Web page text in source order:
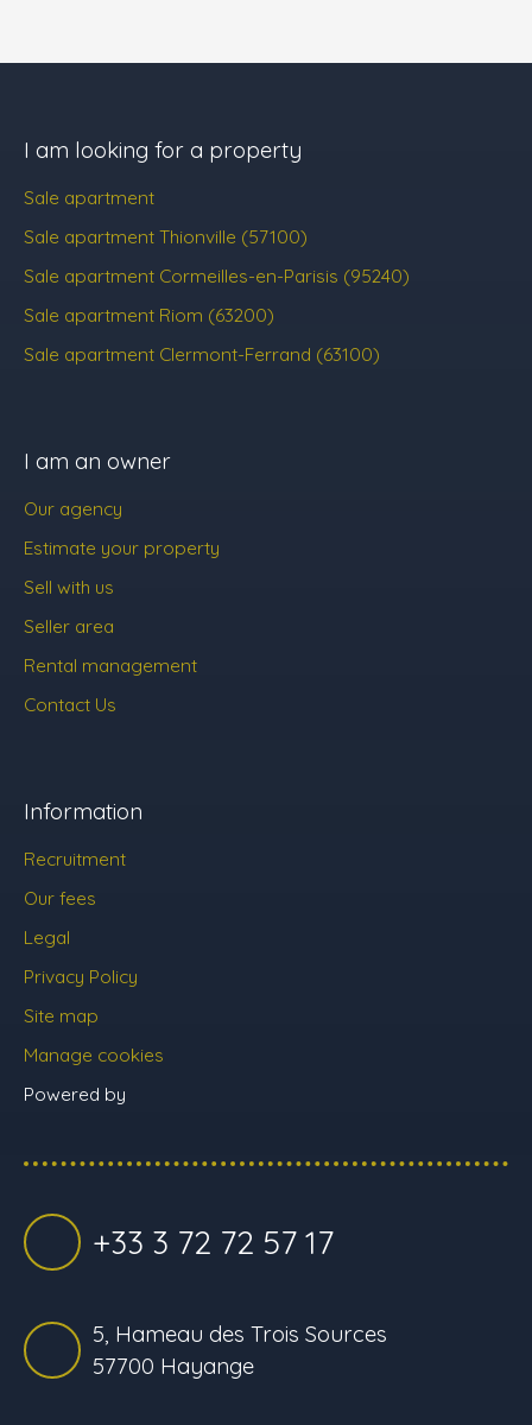
I am looking for a property
Sale apartment
Sale apartment Thionville (57100)
Sale apartment Cormeilles-en-Parisis (95240)
Sale apartment Riom (63200)
Sale apartment Clermont-Ferrand (63100)
I am an owner
Our agency
Estimate your property
Sell with us
Seller area
Rental management
Contact Us
Information
Recruitment
Our fees
Legal
Privacy Policy
Site map
Manage cookies
Powered by
+33 3 72 72 57 17
5, Hameau des Trois Sources
57700 Hayange